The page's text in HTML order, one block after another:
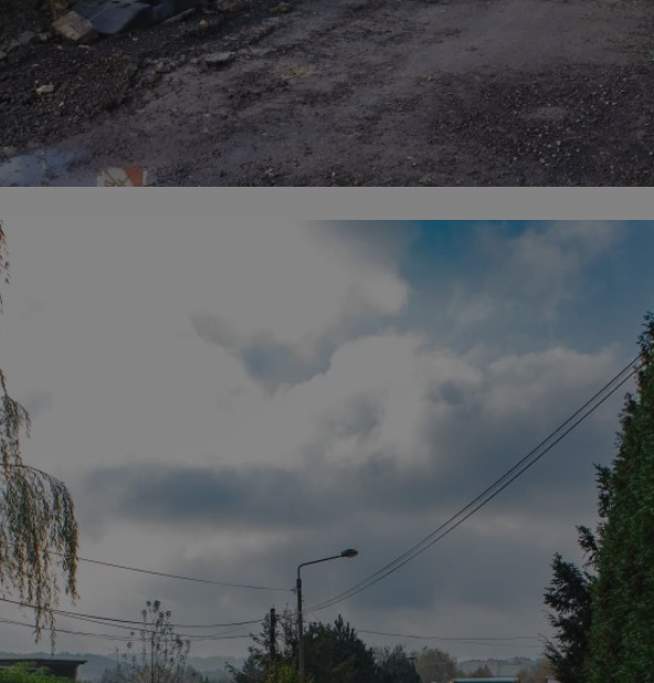
Niezbędne Wydajność Targetowanie Funkcjonalność Niesklasyfikowane
cookie umożliwiają korzystanie z podstawowych funkcji strony internetowej, takich jak logowanie użytkownika i
Bez niezbędnych plików cookie nie można prawidłowo korzystać ze strony internetowej.
Provider /Domena
Okres
przechowywania
Opis
Ten plik cookie przechowuje identyfikator sesji.
równoważenia obciążenia w celu optymalizacji
Sesja
Ten plik cookie jest używany do przechowywania
zgody użytkownika w odniesieniu do usług
śledzenia. Zazwyczaj rejestruje, czy użytkownik
zdecydował się na usługi śledzenia lub reklamy.
Ten plik cookie służy do rozróżniania ludzi i
botów. Jest to korzystne dla strony internetowej,
ponieważ umożliwia tworzenie ważnych raportów
na temat korzystania z jej witryny internetowej.
.linkedin.com
Służy do przechowywania zgody gościa na
używanie plików cookie do innych celów
.youtube.com
5 miesięcy 4
tygodnie
używane przez Google do zarządzania
wdrażaniem i testowaniem nowych funkcji oraz
usług. Służy do kontrolowania dostępu
użytkowników do eksperymentalnych wersji
funkcji w różnych usługach Google. Jest
Google Privacy Policy